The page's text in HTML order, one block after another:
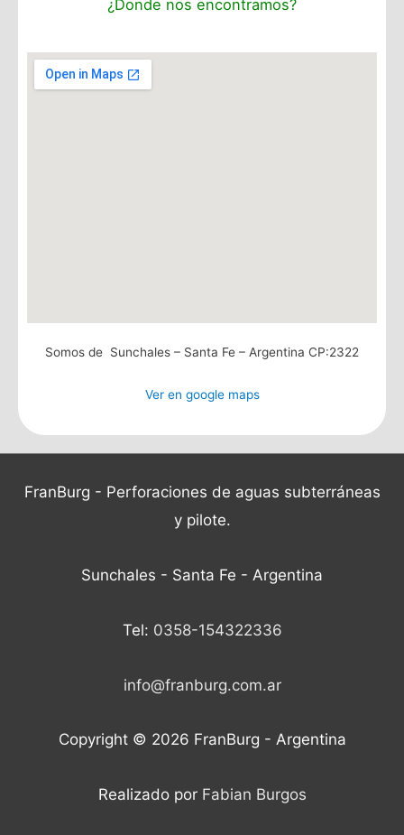
¿Donde nos encontramos?
Somos de Sunchales – Santa Fe – Argentina CP:2322
Ver en google maps
FranBurg - Perforaciones de aguas subterráneas
y pilote.
Sunchales - Santa Fe - Argentina
Tel: 0358-154322336
info@franburg.com.ar
Copyright © 2026 FranBurg - Argentina
Realizado por Fabian Burgos